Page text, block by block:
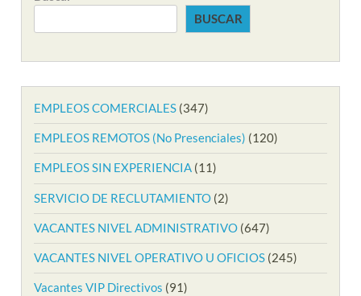
BUSCAR
EMPLEOS COMERCIALES (347)
EMPLEOS REMOTOS (No Presenciales) (120)
EMPLEOS SIN EXPERIENCIA (11)
SERVICIO DE RECLUTAMIENTO (2)
VACANTES NIVEL ADMINISTRATIVO (647)
VACANTES NIVEL OPERATIVO U OFICIOS (245)
Vacantes VIP Directivos (91)